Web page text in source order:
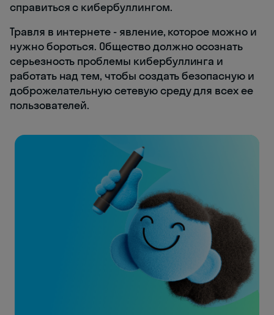
справиться с кибербуллингом.
Травля в интернете - явление, которое можно и
нужно бороться. Общество должно осознать
серьезность проблемы кибербуллинга и
работать над тем, чтобы создать безопасную и
доброжелательную сетевую среду для всех ее
пользователей.